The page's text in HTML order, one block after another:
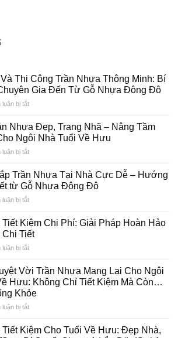
Thi Công Trần Nhựa Thông Minh: Bí
Gia Đến Từ Gỗ Nhựa Đông Đô
luận bị tắtở
Mua
Và
Thi
Công
Nhựa
Thông
Bí
Từ
Chuyên
Đến
Gỗ
Nhựa
Đông
Nhựa Đẹp, Trang Nhã – Nâng Tầm
Ngôi Nhà Tuổi Về Hưu
luận bị tắtở
Mẫu
Trần
Nhựa
Đẹp,
Nhã
–
Tầm
Mỹ
Cho
Ngôi
Tuổi
Hưu
Trần Nhựa Tại Nhà Cực Dễ – Hướng
từ Gỗ Nhựa Đông Đô
luận bị tắtở
Tự
Lắp
Trần
Nhựa
Nhà
Cực
Dễ
–
Hướng
Chi
Kiệm Chi Phí: Giải Pháp Hoàn Hảo
Chi Tiết
luận bị tắtở
Nhựa
Tiết
Kiệm
Chi
Phí:
Pháp
Vời Trần Nhựa Mang Lại Cho Ngôi
Hưu: Không Chỉ Tiết Kiệm Mà Còn…
Khỏe
luận bị tắtở
Lợi
Ích
Kiệm Cho Tuổi Về Hưu: Đẹp Nhà,